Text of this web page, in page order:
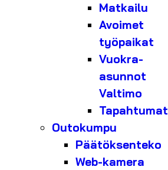
Matkailu
Avoimet
työpaikat
Vuokra-
asunnot
Valtimo
Tapahtumat
Outokumpu
Päätöksenteko
Web-kamera